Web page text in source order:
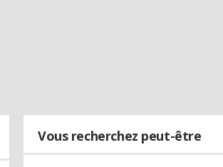
Vous recherchez peut-être